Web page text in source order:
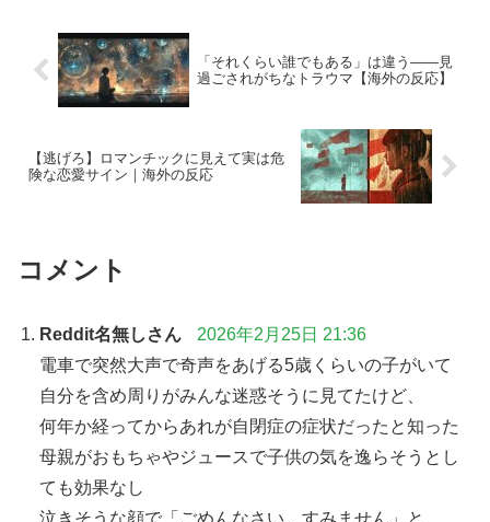
「それくらい誰でもある」は違う——見
過ごされがちなトラウマ【海外の反応】
【逃げろ】ロマンチックに見えて実は危
険な恋愛サイン｜海外の反応
コメント
Reddit名無しさん
2026年2月25日 21:36
電車で突然大声で奇声をあげる5歳くらいの子がいて
自分を含め周りがみんな迷惑そうに見てたけど、
何年か経ってからあれが自閉症の症状だったと知った
母親がおもちゃやジュースで子供の気を逸らそうとし
ても効果なし